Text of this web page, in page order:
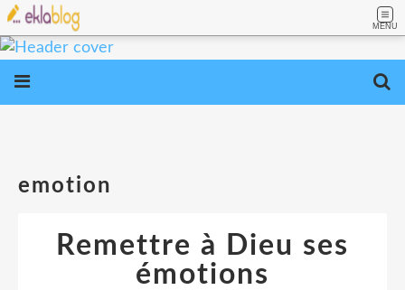
MENU
emotion
Remettre à Dieu ses
émotions